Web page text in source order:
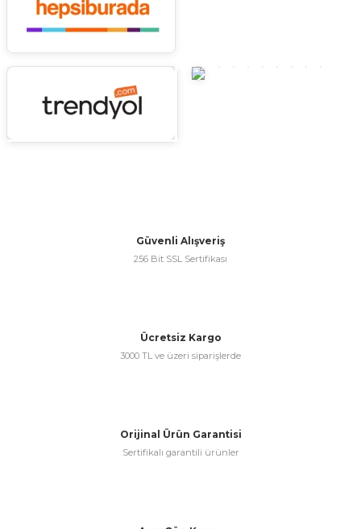
Güvenli Alışveriş
256 Bit SSL Sertifikası
Ücretsiz Kargo
3000 TL ve üzeri siparişlerde
Orijinal Ürün Garantisi
Sertifikalı garantili ürünler